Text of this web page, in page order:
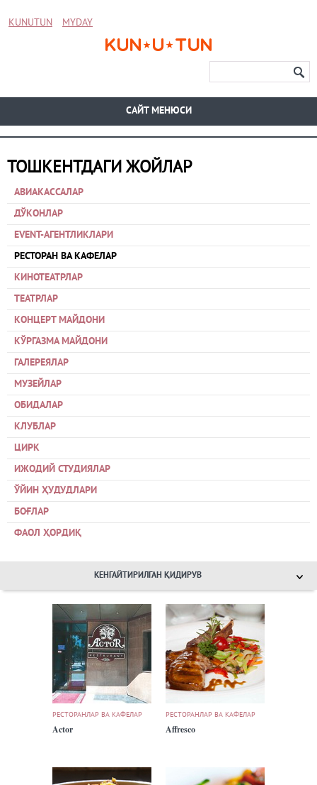
KUNUTUN MYDAY
CАЙТ МЕНЮСИ
ТОШКЕНТДАГИ ЖОЙЛАР
АВИАКАССАЛАР
ДЎКОНЛАР
EVENT-АГЕНТЛИКЛАРИ
РЕСТОРАН ВА КАФЕЛАР
КИНОТЕАТРЛАР
ТЕАТРЛАР
КОНЦЕРТ МАЙДОНИ
КЎРГАЗМА МАЙДОНИ
ГАЛЕРЕЯЛАР
МУЗЕЙЛАР
ОБИДАЛАР
КЛУБЛАР
ЦИРК
ИЖОДИЙ СТУДИЯЛАР
ЎЙИН ҲУДУДЛАРИ
БОҒЛАР
ФАОЛ ҲОРДИҚ
КЕНГАЙТИРИЛГАН ҚИДИРУВ
РЕСТОРАНЛАР ВА КАФЕЛАР
Actor
РЕСТОРАНЛАР ВА КАФЕЛАР
Affresco